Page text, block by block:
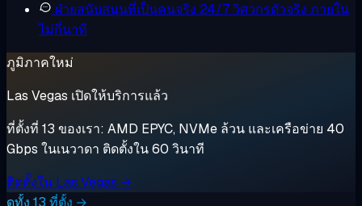
ฝ่ายสนับสนุนที่เป็นคนจริง 24/7วิศวกรตัวจริง ภายใน
ไม่กี่นาที
ภูมิภาคใหม่
Las Vegas เปิดให้บริการแล้ว
ที่ตั้งที่ 13 ของเรา: AMD EPYC, NVMe ล้วน และเครือข่าย 40
Gbps ในเนวาดา ติดตั้งใน 60 วินาที
ติดตั้งใน Las Vegas →
ดูทั้ง 13 ที่ตั้ง →